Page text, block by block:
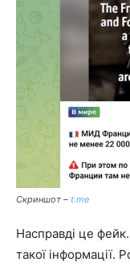
Скриншот – t.me
Насправді це фейк.
такої